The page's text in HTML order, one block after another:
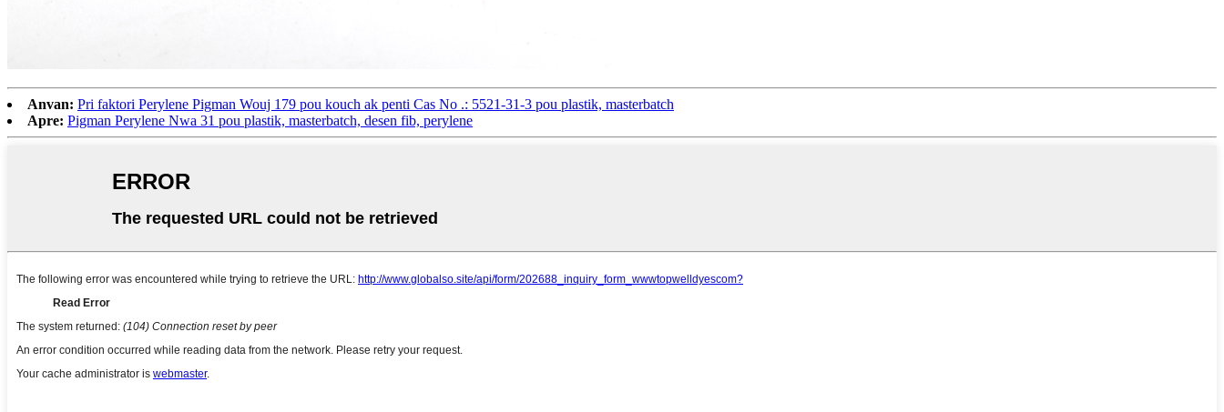
Anvan: Pri faktori Perylene Pigman Wouj 179 pou kouch ak penti Cas No .: 5521-31-3 pou plastik, masterbatch
Apre: Pigman Perylene Nwa 31 pou plastik, masterbatch, desen fib, perylene